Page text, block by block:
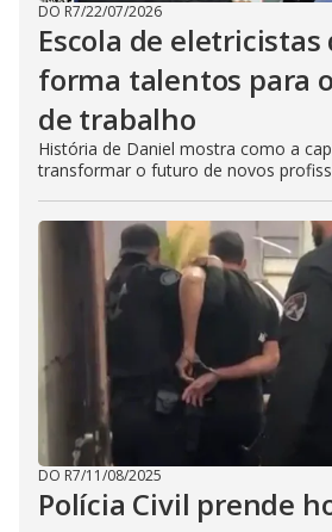
DO R7/22/07/2026
Escola de eletricistas
forma talentos para
de trabalho
História de Daniel mostra como a
transformar o futuro de novos
DO R7/11/08/2025
Polícia Civil prende